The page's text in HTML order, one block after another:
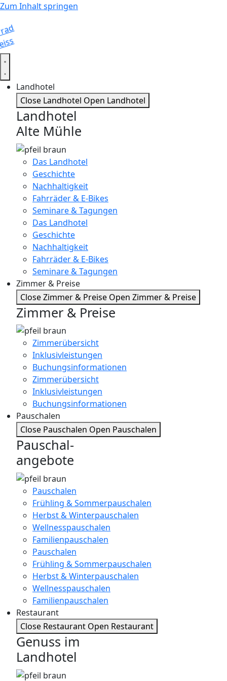
Zum Inhalt springen
Landhotel
Close Landhotel Open Landhotel
Landhotel
Alte Mühle
Das Landhotel
Geschichte
Nachhaltigkeit
Fahrräder & E-Bikes
Seminare & Tagungen
Das Landhotel
Geschichte
Nachhaltigkeit
Fahrräder & E-Bikes
Seminare & Tagungen
Zimmer & Preise
Close Zimmer & Preise Open Zimmer & Preise
Zimmer & Preise
Zimmerübersicht
Inklusivleistungen
Buchungsinformationen
Zimmerübersicht
Inklusivleistungen
Buchungsinformationen
Pauschalen
Close Pauschalen Open Pauschalen
Pauschal-
angebote
Pauschalen
Frühling & Sommerpauschalen
Herbst & Winterpauschalen
Wellnesspauschalen
Familienpauschalen
Pauschalen
Frühling & Sommerpauschalen
Herbst & Winterpauschalen
Wellnesspauschalen
Familienpauschalen
Restaurant
Close Restaurant Open Restaurant
Genuss im
Landhotel